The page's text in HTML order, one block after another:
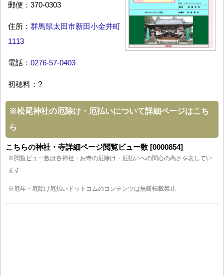
郵便：370-0303
住所： 群馬県太田市新田小金井町
1113
電話： 0276-57-0403
初穂料：?
※松尾神社の厄除け・厄払いについて詳細ページはこち
ら
こちらの神社・寺詳細ページ閲覧ビュー数 [0000854]
※閲覧ビュー数は各神社・お寺の厄除け・厄払いへの関心の高さを表してい
ます
※厄年・厄除け厄払いドットコムのコンテンツは無断転載禁止